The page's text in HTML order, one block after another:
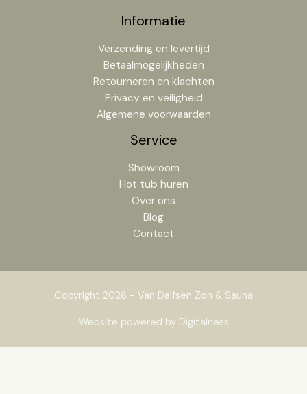
Informatie
Verzending en levertijd
Betaalmogelijkheden
Retourneren en klachten
Privacy en veiligheid
Algemene voorwaarden
Service
Showroom
Hot tub huren
Over ons
Blog
Contact
Copyright 2026 - Van Dalfsen Zon & Sauna
Website powered by Digitalness